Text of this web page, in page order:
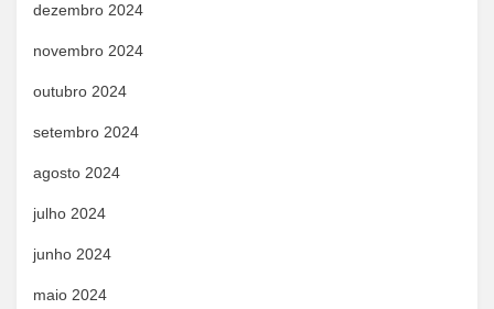
dezembro 2024
novembro 2024
outubro 2024
setembro 2024
agosto 2024
julho 2024
junho 2024
maio 2024